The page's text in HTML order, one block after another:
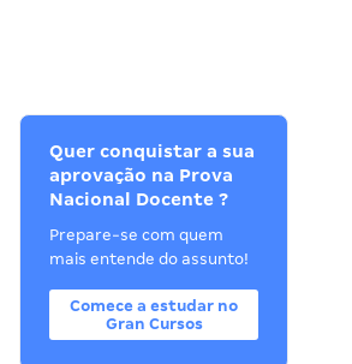
Quer conquistar a sua
aprovação na Prova
Nacional Docente ?
Prepare-se com quem
mais entende do assunto!
Comece a estudar no
Gran Cursos